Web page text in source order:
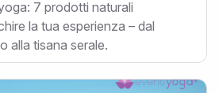
7 prodotti naturali
la tua esperienza – dal
alla tisana serale.